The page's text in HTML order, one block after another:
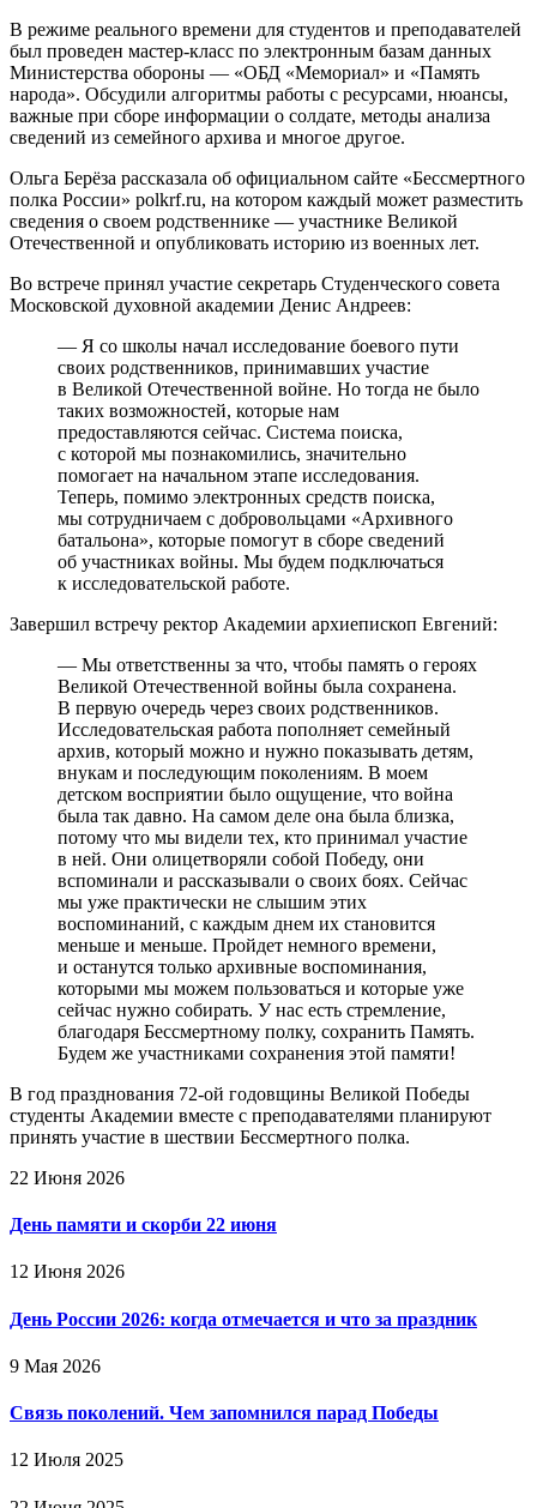
В режиме реального времени для студентов и преподавателей
был проведен мастер-класс по электронным базам данных
Министерства обороны — «ОБД «Мемориал» и «Память
народа». Обсудили алгоритмы работы с ресурсами, нюансы,
важные при сборе информации о солдате, методы анализа
сведений из семейного архива и многое другое.
Ольга Берёза рассказала об официальном сайте «Бессмертного
полка России» polkrf.ru, на котором каждый может разместить
сведения о своем родственнике — участнике Великой
Отечественной и опубликовать историю из военных лет.
Во встрече принял участие секретарь Студенческого совета
Московской духовной академии Денис Андреев:
— Я со школы начал исследование боевого пути
своих родственников, принимавших участие
в Великой Отечественной войне. Но тогда не было
таких возможностей, которые нам
предоставляются сейчас. Система поиска,
с которой мы познакомились, значительно
помогает на начальном этапе исследования.
Теперь, помимо электронных средств поиска,
мы сотрудничаем с добровольцами «Архивного
батальона», которые помогут в сборе сведений
об участниках войны. Мы будем подключаться
к исследовательской работе.
Завершил встречу ректор Академии архиепископ Евгений:
— Мы ответственны за что, чтобы память о героях
Великой Отечественной войны была сохранена.
В первую очередь через своих родственников.
Исследовательская работа пополняет семейный
архив, который можно и нужно показывать детям,
внукам и последующим поколениям. В моем
детском восприятии было ощущение, что война
была так давно. На самом деле она была близка,
потому что мы видели тех, кто принимал участие
в ней. Они олицетворяли собой Победу, они
вспоминали и рассказывали о своих боях. Сейчас
мы уже практически не слышим этих
воспоминаний, с каждым днем их становится
меньше и меньше. Пройдет немного времени,
и останутся только архивные воспоминания,
которыми мы можем пользоваться и которые уже
сейчас нужно собирать. У нас есть стремление,
благодаря Бессмертному полку, сохранить Память.
Будем же участниками сохранения этой памяти!
В год празднования 72-ой годовщины Великой Победы
студенты Академии вместе с преподавателями планируют
принять участие в шествии Бессмертного полка.
22 Июня 2026
День памяти и скорби 22 июня
12 Июня 2026
День России 2026: когда отмечается и что за праздник
9 Мая 2026
Связь поколений. Чем запомнился парад Победы
12 Июля 2025